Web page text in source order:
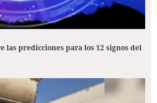
las predicciones para los 12 signos del